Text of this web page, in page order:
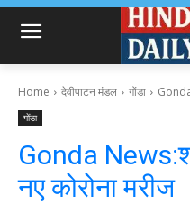
Home देवीपाटन मंडल गोंडा
गोंडा
Gonda
नए कोरोना मरीज